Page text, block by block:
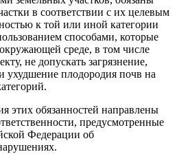
в соответствии с их целевым
к той или иной категории
способами, которые
среде, в том числе
не допускать загрязнение,
ухудшение плодородия почв на
этих обязанностей направлены
предусмотренные
Федерации об